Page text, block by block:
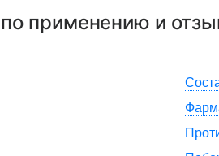
применению и